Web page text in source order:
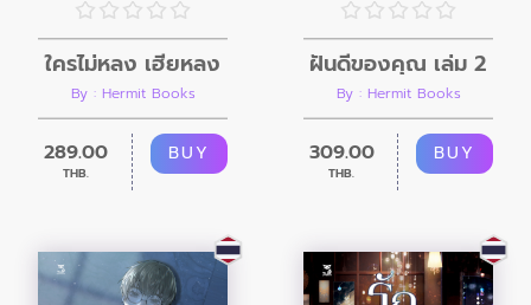
ใครไม่หลง เฮียหลง
By : Hermit Books
289.00
THB.
BUY
ฝันดีของคุณ เล่ม 2
By : Hermit Books
309.00
THB.
BUY